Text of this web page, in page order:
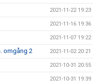
2021-11-22 19:23
2021-11-16 19:36
2021-11-07 19:22
omgång 2 2021-11-02 20:21
2021-10-31 20:55
2021-10-31 19:39